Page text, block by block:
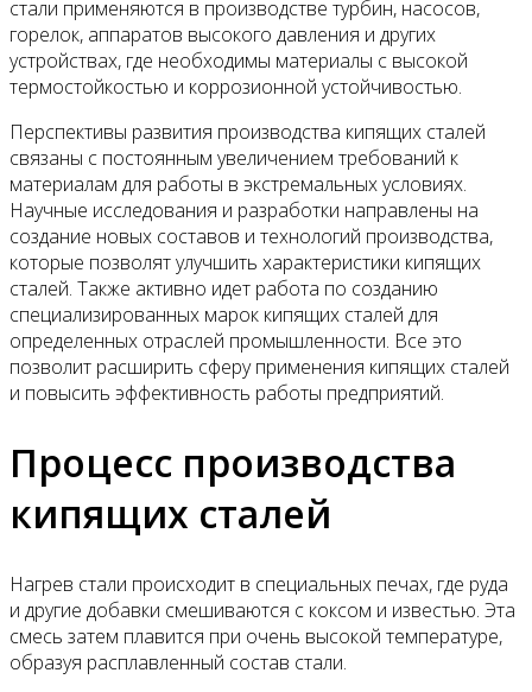
стали применяются в производстве турбин, насосов,
горелок, аппаратов высокого давления и других
устройствах, где необходимы материалы с высокой
термостойкостью и коррозионной устойчивостью.
Перспективы развития производства кипящих сталей
связаны с постоянным увеличением требований к
материалам для работы в экстремальных условиях.
Научные исследования и разработки направлены на
создание новых составов и технологий производства,
которые позволят улучшить характеристики кипящих
сталей. Также активно идет работа по созданию
специализированных марок кипящих сталей для
определенных отраслей промышленности. Все это
позволит расширить сферу применения кипящих сталей
и повысить эффективность работы предприятий.
Процесс производства
кипящих сталей
Нагрев стали происходит в специальных печах, где руда
и другие добавки смешиваются с коксом и известью. Эта
смесь затем плавится при очень высокой температуре,
образуя расплавленный состав стали.